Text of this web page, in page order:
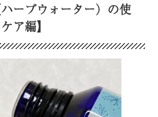
ーブウォーター）の使
ア編】